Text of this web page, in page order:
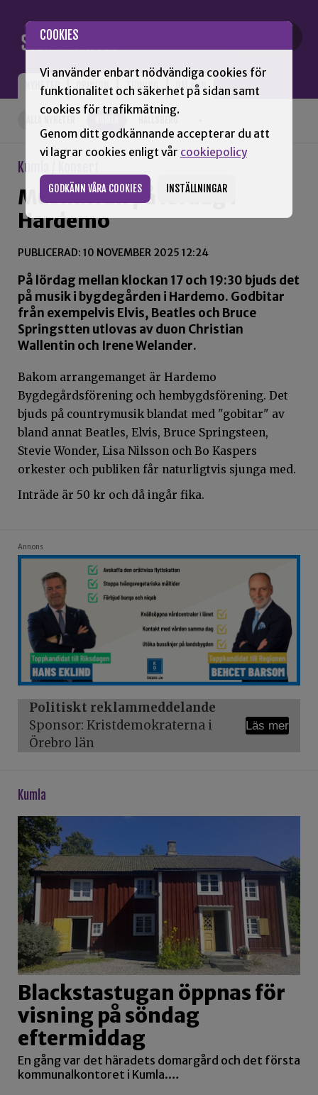
COOKIES
Vi använder enbart nödvändiga cookies för
funktionalitet och säkerhet på sidan samt
cookies för trafikmätning.
Genom ditt godkännande accepterar du att
vi lagrar cookies enligt vår cookiepolicy
GODKÄNN VÅRA COOKIES INSTÄLLNINGAR
NYHETER OPINION TIDNING OM SNN
HALLSBERG
Kumla / Konsert
Musikkväll på lördag i
Hardemo
PUBLICERAD: 10 NOVEMBER 2025 12:24
På lördag mellan klockan 17 och 19:30 bjuds det
på musik i bygdegården i Hardemo. Godbitar
från exempelvis Elvis, Beatles och Bruce
Springstten utlovas av duon Christian
Wallentin och Irene Welander.
Bakom arrangemanget är Hardemo
Bygdegårdsförening och hembygdsförening. Det
bjuds på countrymusik blandat med "gobitar" av
bland annat Beatles, Elvis, Bruce Springsteen,
Stevie Wonder, Lisa Nilsson och Bo Kaspers
orkester och publiken får naturligtvis sjunga med.
Inträde är 50 kr och då ingår fika.
Annons
Politiskt reklammeddelande
Sponsor: Kristdemokraterna i
Örebro län
Läs mer
kumla
Blackstastugan öppnas för
visning på söndag
eftermiddag
En gång var det häradets domargård och det första
kommunalkontoret i Kumla.…